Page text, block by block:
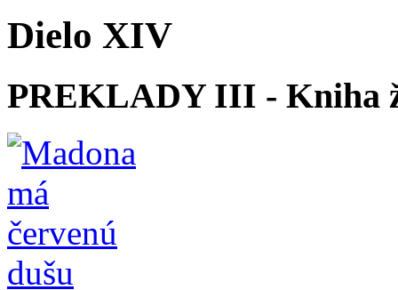
Dielo XIV
PREKLADY III - Kniha